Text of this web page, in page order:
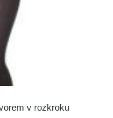
v rozkroku